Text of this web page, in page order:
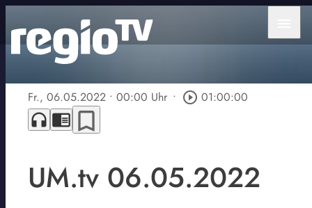
Fr., 06.05.2022 • 00:00 Uhr • play_circle_outline 01:00:00
headphones chrome_reader_mode bookmark_border
UM.tv 06.05.2022